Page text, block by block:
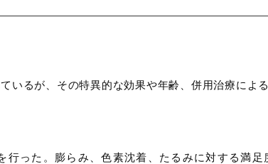
いるが、その特異的な効果や年齢、併用治療によ
った。膨らみ、色素沈着、たるみに対する満